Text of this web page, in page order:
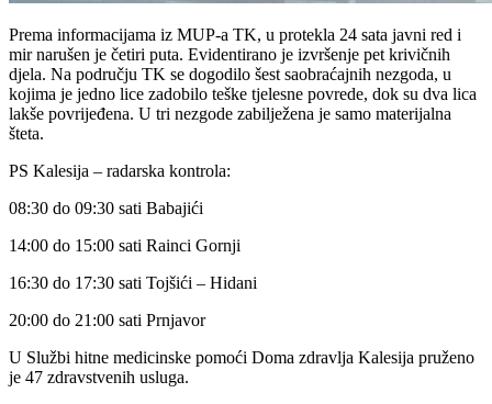
Prema informacijama iz MUP-a TK, u protekla 24 sata javni red i
mir narušen je četiri puta. Evidentirano je izvršenje pet krivičnih
djela. Na području TK se dogodilo šest saobraćajnih nezgoda, u
kojima je jedno lice zadobilo teške tjelesne povrede, dok su dva lica
lakše povrijeđena. U tri nezgode zabilježena je samo materijalna
šteta.
PS Kalesija – radarska kontrola:
08:30 do 09:30 sati Babajići
14:00 do 15:00 sati Rainci Gornji
16:30 do 17:30 sati Tojšići – Hidani
20:00 do 21:00 sati Prnjavor
U Službi hitne medicinske pomoći Doma zdravlja Kalesija pruženo
je 47 zdravstvenih usluga.